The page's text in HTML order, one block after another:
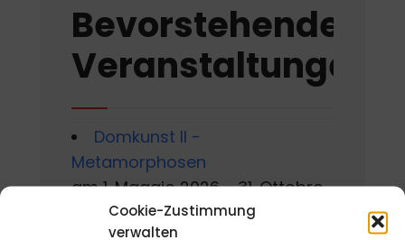
Cookie-Zustimmung
verwalten
Bevorstehende
Veranstaltungen
Domkunst II -
Metamorphosen
am 1. Maggio 2026 - 31. Ottobre
2026